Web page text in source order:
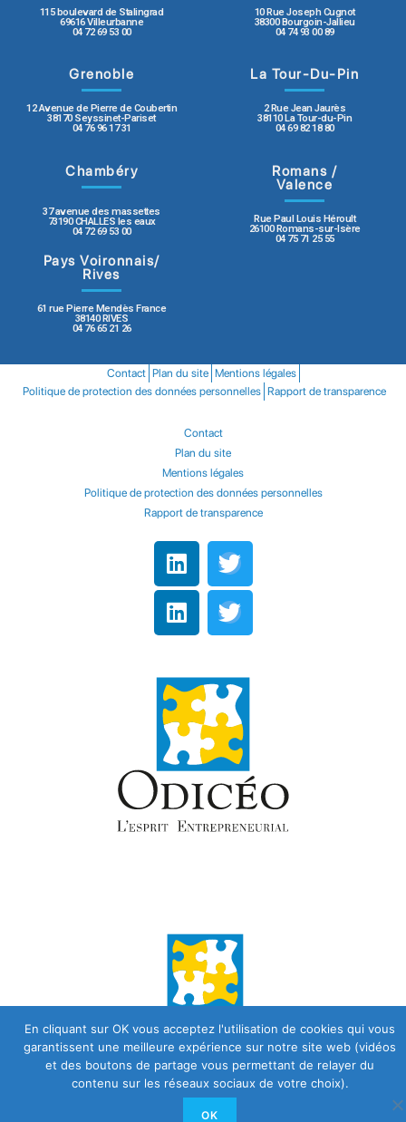
115 boulevard de Stalingrad
69616 Villeurbanne
04 72 69 53 00
10 Rue Joseph Cugnot
38300 Bourgoin-Jallieu
04 74 93 00 89
Grenoble
12 Avenue de Pierre de Coubertin
38170 Seyssinet-Pariset
04 76 96 17 31
La Tour-Du-Pin
2 Rue Jean Jaurès
38110 La Tour-du-Pin
04 69 82 18 80
Chambéry
37 avenue des massettes
73190 CHALLES les eaux
04 72 69 53 00
Romans /
Valence
Rue Paul Louis Héroult
26100 Romans-sur-Isère
04 75 71 25 55
Pays Voironnais/
Rives
61 rue Pierre Mendès France
38140 RIVES
04 76 65 21 26
Contact Plan du site Mentions légales
Politique de protection des données personnelles Rapport de transparence
Contact
Plan du site
Mentions légales
Politique de protection des données personnelles
Rapport de transparence
En cliquant sur OK vous acceptez l'utilisation de cookies qui vous
garantissent une meilleure expérience sur notre site web (vidéos
et des boutons de partage vous permettant de relayer du
contenu sur les réseaux sociaux de votre choix).
OK